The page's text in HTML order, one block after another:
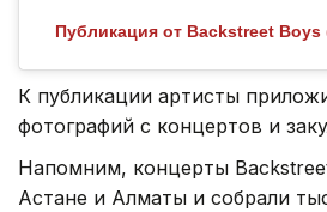
Публикация от Backstreet
К публикации артисты
фотографий с концертов и
Напомним, концерты
Астане и Алматы и собрали